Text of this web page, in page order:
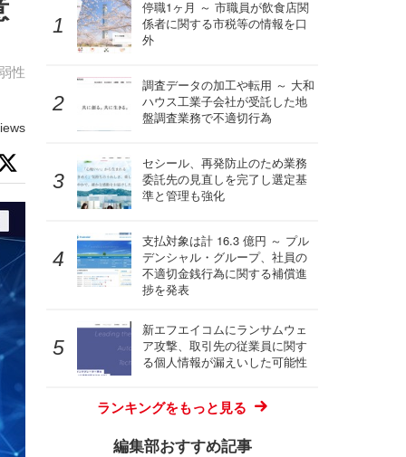
性
停職1ヶ月 ～ 市職員が飲食店関
係者に関する市税等の情報を口
外
調査データの加工や転用 ～ 大和
ハウス工業子会社が受託した地
盤調査業務で不適切行為
セシール、再発防止のため業務
委託先の見直しを完了し選定基
準と管理も強化
支払対象は計 16.3 億円 ～ プル
デンシャル・グループ、社員の
不適切金銭行為に関する補償進
捗を発表
新エフエイコムにランサムウェ
ア攻撃、取引先の従業員に関す
る個人情報が漏えいした可能性
ランキングをもっと見る
編集部おすすめ記事